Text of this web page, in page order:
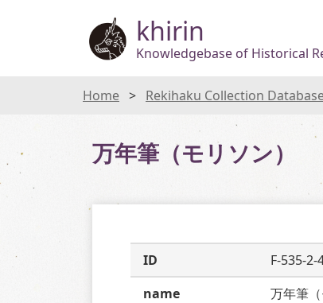
khirin
Knowledgebase of Historical
Home Rekihaku Collection
万年筆（モリソン）
ID
F-535-2-
name
万年筆（